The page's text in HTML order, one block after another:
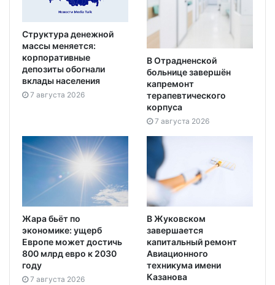
Структура денежной
массы меняется:
корпоративные
депозиты обогнали
вклады населения
7 августа 2026
В Отрадненской
больнице завершён
капремонт
терапевтического
корпуса
7 августа 2026
Жара бьёт по
экономике: ущерб
Европе может достичь
800 млрд евро к 2030
году
7 августа 2026
В Жуковском
завершается
капитальный ремонт
Авиационного
техникума имени
Казанова